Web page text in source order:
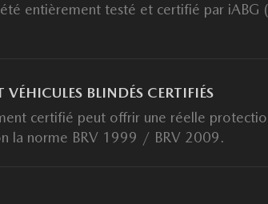
entièrement testé et certifié par iABG
VÉHICULES BLINDÉS CERTIFIÉS
certifié peut offrir une réelle
la norme BRV 1999 / BRV 2009.